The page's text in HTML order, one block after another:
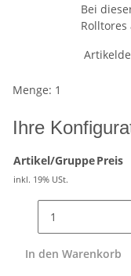
Bei
Menge: 1
Ihre
Artikel/GruppePreis
inkl. 19% USt.
In den Warenkorb